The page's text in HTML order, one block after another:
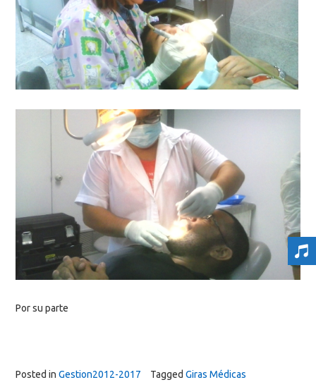
Por su parte
Posted in Gestion2012-2017 Tagged Giras Médicas